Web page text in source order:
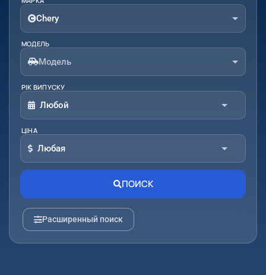
Chery
МОДЕЛЬ
Модель
РІК ВИПУСКУ
Любой
От: До:
ЦІНА
Любая
ПОИСК
Расширенный поиск